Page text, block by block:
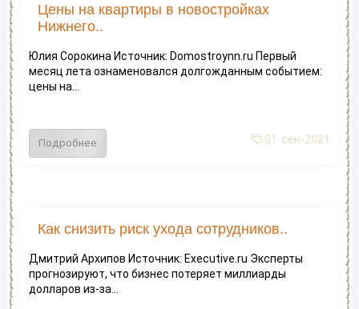
Цены на квартиры в новостройках
Нижнего..
Юлия Сорокина Источник: Domostroynn.ru Первый
месяц лета ознаменовался долгожданным событием:
цены на...
Подробнее 01-сен-2021
Как снизить риск ухода сотрудников..
Дмитрий Архипов Источник: Executive.ru Эксперты
прогнозируют, что бизнес потеряет миллиарды
долларов из-за...